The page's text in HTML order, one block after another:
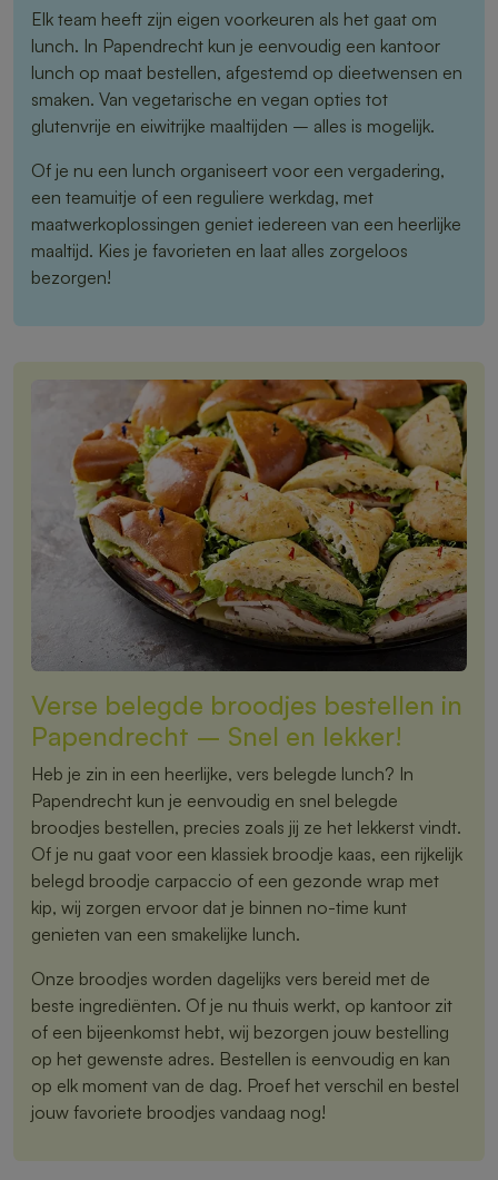
Elk team heeft zijn eigen voorkeuren als het gaat om
lunch. In Papendrecht kun je eenvoudig een kantoor
lunch op maat bestellen, afgestemd op dieetwensen en
smaken. Van vegetarische en vegan opties tot
glutenvrije en eiwitrijke maaltijden – alles is mogelijk.
Of je nu een lunch organiseert voor een vergadering,
een teamuitje of een reguliere werkdag, met
maatwerkoplossingen geniet iedereen van een heerlijke
maaltijd. Kies je favorieten en laat alles zorgeloos
bezorgen!
Verse belegde broodjes bestellen in
Papendrecht – Snel en lekker!
Heb je zin in een heerlijke, vers belegde lunch? In
Papendrecht kun je eenvoudig en snel belegde
broodjes bestellen, precies zoals jij ze het lekkerst vindt.
Of je nu gaat voor een klassiek broodje kaas, een rijkelijk
belegd broodje carpaccio of een gezonde wrap met
kip, wij zorgen ervoor dat je binnen no-time kunt
genieten van een smakelijke lunch.
Onze broodjes worden dagelijks vers bereid met de
beste ingrediënten. Of je nu thuis werkt, op kantoor zit
of een bijeenkomst hebt, wij bezorgen jouw bestelling
op het gewenste adres. Bestellen is eenvoudig en kan
op elk moment van de dag. Proef het verschil en bestel
jouw favoriete broodjes vandaag nog!